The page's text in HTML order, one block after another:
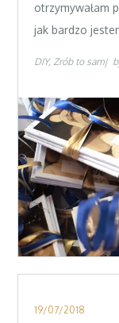
otrzymywałam
jak bardzo
DIY Zrób to sam
Posted
19/07/2018